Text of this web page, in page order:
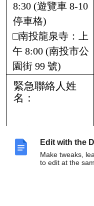
Edit with the
Make tweaks,
to edit at the
8:30 (遊覽車 8-10
停車格)
□南投龍泉寺 ：
上
午8:00 (南投市公
園街99號)
緊急聯絡人姓
名：
話：
☆大眾共修
安，風調